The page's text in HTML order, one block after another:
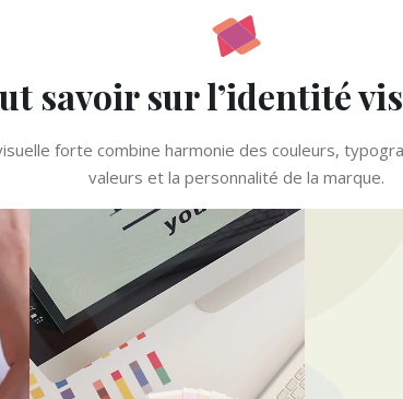
savoir sur l’identité
forte combine harmonie des couleurs,
valeurs et la personnalité de la marque.